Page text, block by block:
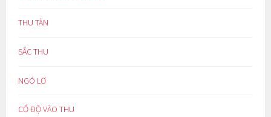
THU TÀN
SẮC THU
NGÓ LƠ
CỔ ĐỘ VÀO THU